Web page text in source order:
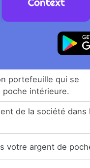
portefeuille qui se
poche intérieure.
de la société dans
votre argent de